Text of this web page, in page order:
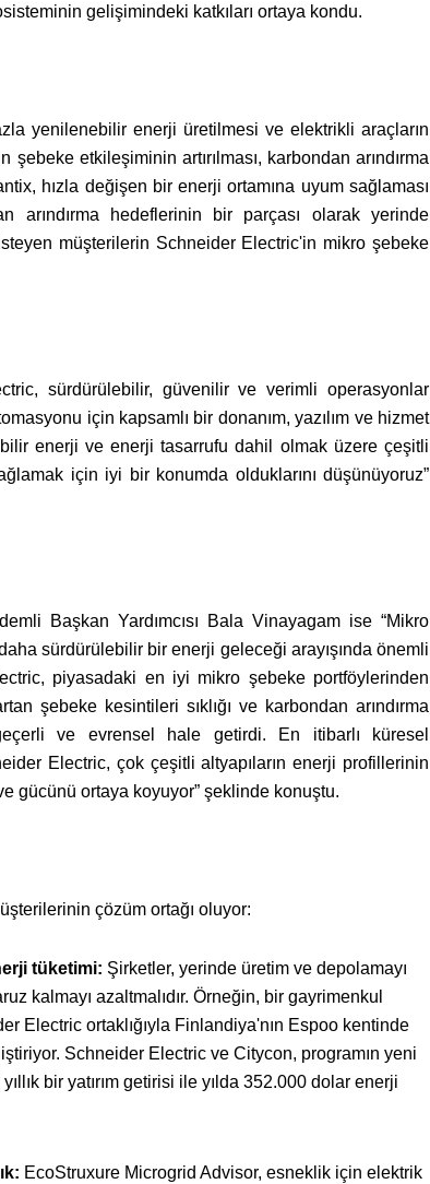
gelişimindeki katkıları ortaya kondu.
yenilenebilir enerji üretilmesi ve elektrikli araçların
şebeke etkileşiminin artırılması, karbondan arındırma
hızla değişen bir enerji ortamına uyum sağlaması
arındırma hedeflerinin bir parçası olarak yerinde
müşterilerin Schneider Electric'in mikro şebeke
sürdürülebilir, güvenilir ve verimli operasyonlar
için kapsamlı bir donanım, yazılım ve hizmet
enerji ve enerji tasarrufu dahil olmak üzere çeşitli
için iyi bir konumda olduklarını düşünüyoruz”
Başkan Yardımcısı Bala Vinayagam ise “Mikro
sürdürülebilir bir enerji geleceği arayışında önemli
piyasadaki en iyi mikro şebeke portföylerinden
şebeke kesintileri sıklığı ve karbondan arındırma
ve evrensel hale getirdi. En itibarlı küresel
Electric, çok çeşitli altyapıların enerji profillerinin
gücünü ortaya koyuyor” şeklinde konuştu.
çözüm ortağı oluyor:
tüketimi: Şirketler, yerinde üretim ve depolamayı
kalmayı azaltmalıdır. Örneğin, bir gayrimenkul
Electric ortaklığıyla Finlandiya'nın Espoo kentinde
Schneider Electric ve Citycon, programın yeni
bir yatırım getirisi ile yılda 352.000 dolar enerji
EcoStruxure Microgrid Advisor, esneklik için elektrik